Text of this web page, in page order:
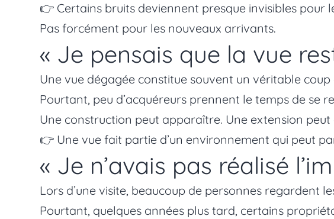
👉 Certains bruits deviennent presque invisibles pour
Pas forcément pour les nouveaux arrivants.
« Je pensais que la vue
Une vue dégagée constitue souvent un véritable
Pourtant, peu d’acquéreurs prennent le temps de se
Une construction peut apparaître. Une extension
👉 Une vue fait partie d’un environnement qui peut
« Je n’avais pas réalisé
Lors d’une visite, beaucoup de personnes regardent
Pourtant, quelques années plus tard, certains